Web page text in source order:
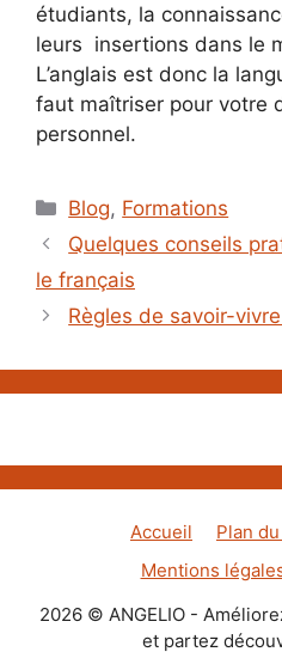
étudiants, la
leurs insertions dans le
L’anglais est donc la
faut maîtriser pour votre
personnel.
Catégories
Blog, Formations
Quelques conseils
le français
Règles de savoir-
Accueil Plan
Mentions
2026 © ANGELIO -
et partez